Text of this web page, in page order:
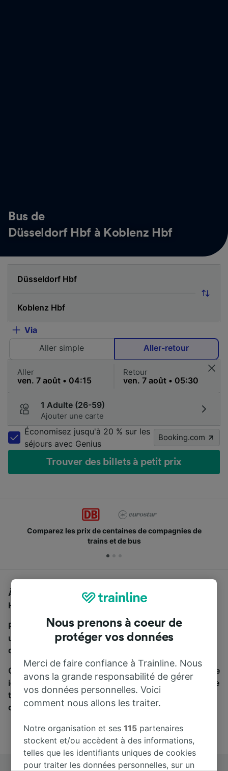
Bus de
Düsseldorf Hbf à Koblenz Hbf
Via
Aller simple
Aller-retour
Aller Retour
1 Adulte (26-59)
Ajouter une carte
Économisez jusqu'à 20 % sur les
séjours avec Genius
Booking.com
Trouver des billets à petit prix
Comparez les prix de centaines de compagnies de
trains et de bus
À la recherche d'un bus de Düsseldorf Hbf à Koblenz
Hbf, vous êtes au bon endroit.
Pour trouver des billets de bus, lancez simplement
une recherche ci-dessus. Nous comparons les temps
de trajets et les prix des voyages, en train et en bus.
Qu’importe votre destination, votre voyage commence
ici. Nous collaborons avec plus de 170 compagnies de
train et de bus. Consultez et achetez vos billets sur
cette page.
Nous prenons à coeur de
protéger vos données
Merci de faire confiance à Trainline. Nous
avons la grande responsabilité de gérer
vos données personnelles. Voici
comment nous allons les traiter.
Notre organisation et ses115 partenaires
stockent et/ou accèdent à des informations,
telles que les identifiants uniques de cookies
pour traiter les données personnelles, sur un